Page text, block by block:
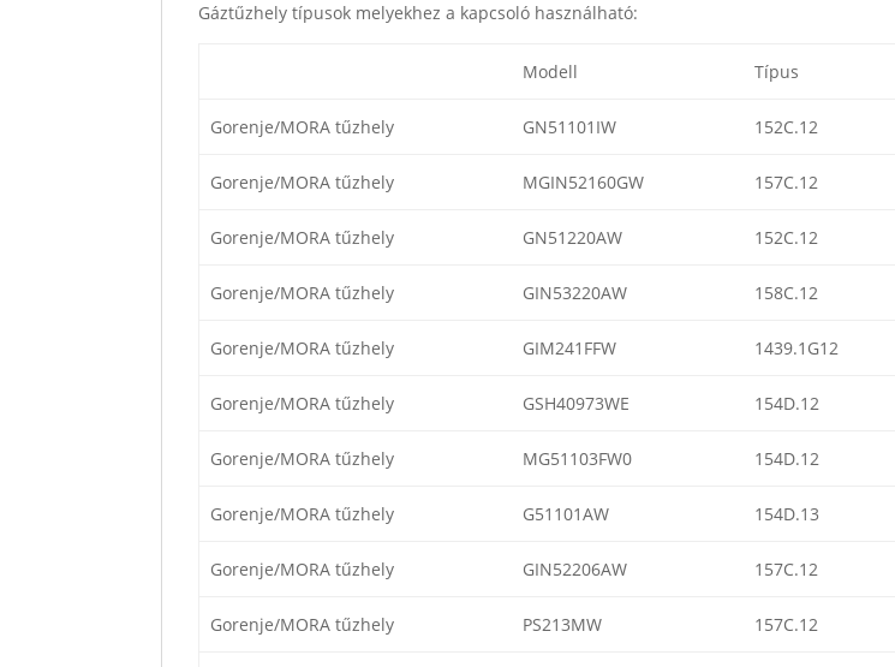
Gáztűzhely típusok melyekhez a kapcsoló használható:
Modell Típus
Gorenje/MORA tűzhely GN51101IW 152C.12
Gorenje/MORA tűzhely MGIN52160GW 157C.12
Gorenje/MORA tűzhely GN51220AW 152C.12
Gorenje/MORA tűzhely GIN53220AW 158C.12
Gorenje/MORA tűzhely GIM241FFW 1439.1G12
Gorenje/MORA tűzhely GSH40973WE 154D.12
Gorenje/MORA tűzhely MG51103FW0 154D.12
Gorenje/MORA tűzhely G51101AW 154D.13
Gorenje/MORA tűzhely GIN52206AW 157C.12
Gorenje/MORA tűzhely PS213MW 157C.12